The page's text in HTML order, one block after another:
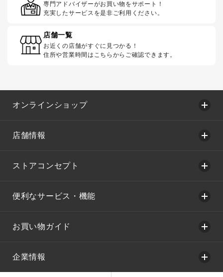
専門アドバイザーがお買い物をサポート！
充実したサービスを是非ご利用ください。
店舗一覧
お近くの店舗がすぐに見つかる！
住所や営業時間はこちらからご確認できます。
オンラインショップ
店舗情報
ストアコンセプト
便利なサービス・機能
お買い物ガイド
企業情報